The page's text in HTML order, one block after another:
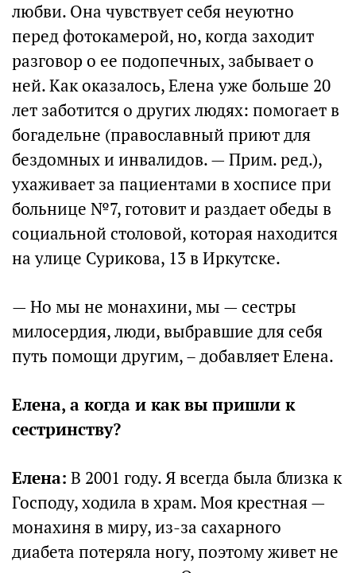
любви. Она чувствует себя неуютно
перед фотокамерой, но, когда заходит
разговор о ее подопечных, забывает о
ней. Как оказалось, Елена уже больше 20
лет заботится о других людях: помогает в
богадельне (православный приют для
бездомных и инвалидов. — Прим. ред.),
ухаживает за пациентами в хосписе при
больнице №7, готовит и раздает обеды в
социальной столовой, которая находится
на улице Сурикова, 13 в Иркутске.
— Но мы не монахини, мы — сестры
милосердия, люди, выбравшие для себя
путь помощи другим, – добавляет Елена.
Елена, а когда и как вы пришли к
сестринству?
Елена: В 2001 году. Я всегда была близка к
Господу, ходила в храм. Моя крестная —
монахиня в миру, из-за сахарного
диабета потеряла ногу, поэтому живет не